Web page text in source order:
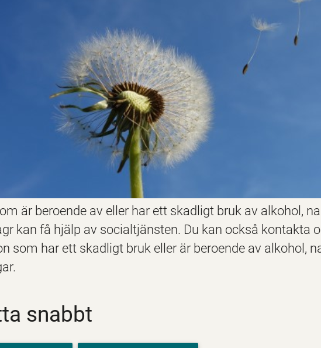
är beroende av eller har ett skadligt bruk av alkohol,
kan få hjälp av socialtjänsten. Du kan också kontakta
som har ett skadligt bruk eller är beroende av alkohol,
snabbt